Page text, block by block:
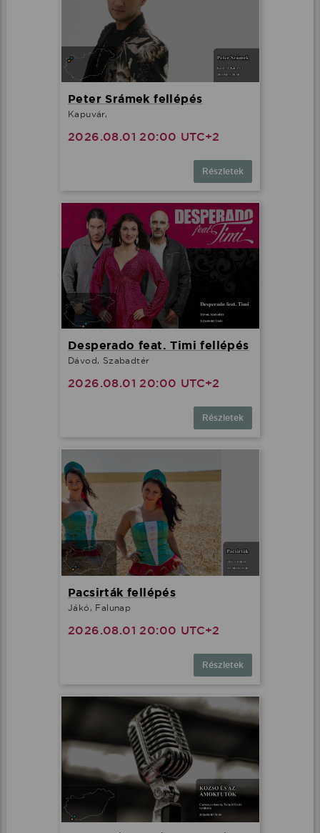
Peter Srámek fellépés
Kapuvár,
2026.08.01 20:00 UTC+2
Részletek
Desperado feat. Timi fellépés
Dávod, Szabadtér
2026.08.01 20:00 UTC+2
Részletek
Pacsirták fellépés
Jákó, Falunap
2026.08.01 20:00 UTC+2
Részletek